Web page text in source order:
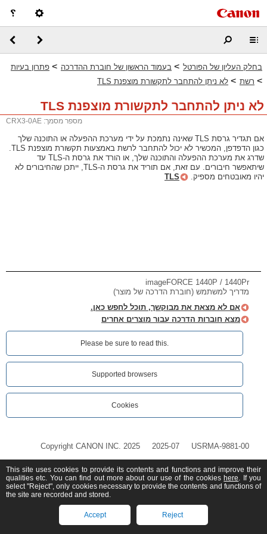
בחלק העליון של הפורטל > בעמוד הראשון של חוברת ההדרכה > פתרון בעיות
> רשת > לא ניתן להתחבר לתקשורת מוצפנת TLS
לא ניתן להתחבר לתקשורת מוצפנת TLS
מספר מסמך: CRX3-0AE
אם תגדיר גרסת TLS שאינה נתמכת על ידי מערכת ההפעלה או התוכנה שלך
כגון הדפדפן, המכשיר לא יכול להתחבר לרשת באמצעות תקשורת מוצפנת TLS.
שדרג את מערכת ההפעלה והתוכנה שלך, או הורד את גרסת ה-TLS עד
שיתאפשר חיבורים. עם זאת, אם תוריד את גרסת ה-TLS, ייתכן שהחיבורים לא
יהיו מאובטחים מספיק.
TLS
imageFORCE 1440P / 1440Pr
מדריך למשתמש (חוברת הדרכה של מוצר)
אם לא מצאת את מבוקשך, תוכל לחפש כאן.
מצא חוברות הדרכה עבור מוצרים אחרים
Please be sure to read this.‎
Supported browsers
Cookies
USRMA-9881-00
2025-07
Copyright CANON INC. 2025
This site uses cookies to provide its contents and functions and improve their
qualities etc. You can find out more about our use of the cookies here. If you
select "Reject", only cookies necessary to provide the contents and functions of
the site are recorded and stored.
Accept Reject